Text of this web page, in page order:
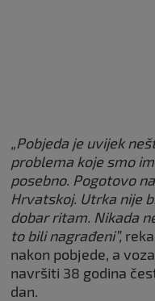
„Pobjeda je uvijek
problema koje smo
posebno. Pogotovo
Hrvatskoj. Utrka nije
dobar ritam. Nikada
to bili nagrađeni”,
nakon pobjede, a
navršiti 38 godina
dan.